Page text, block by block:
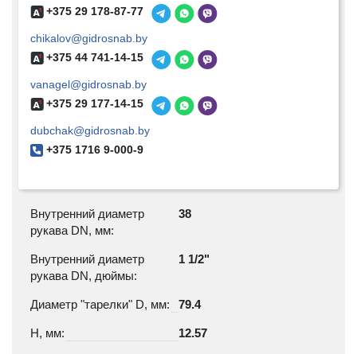
+375 29 178-87-77
chikalov@gidrosnab.by
+375 44 741-14-15
vanagel@gidrosnab.by
+375 29 177-14-15
dubchak@gidrosnab.by
+375 1716 9-000-9
Внутренний диаметр
рукава DN, мм:
38
Внутренний диаметр
рукава DN, дюймы:
1 1/2"
Диаметр "тарелки" D, мм: 79.4
H, мм: 12.57